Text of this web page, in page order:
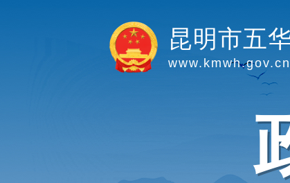
昆明市五
www.kmwh.gov.cn